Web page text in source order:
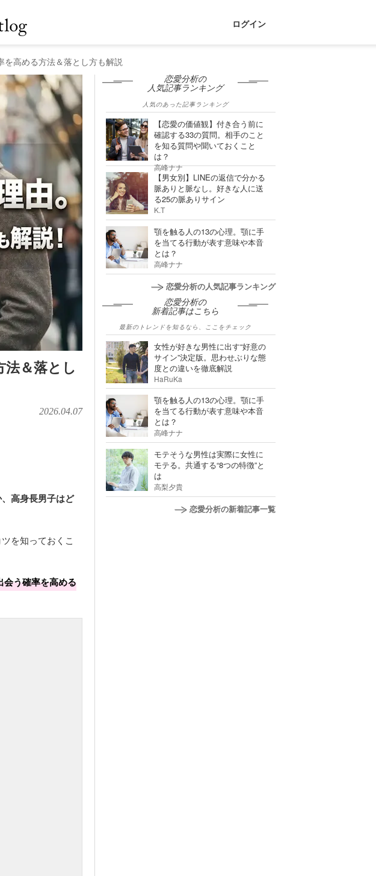
ログイン
を高める方法＆落とし方も解説
＆落とし
2026.04.07
高身長男子はど
を知っておくこ
会う確率を高める
恋愛分析の
人気記事ランキング
人気のあった記事ランキング
【恋愛の価値観】付き合う前に
確認する33の質問。相手のこと
を知る質問や聞いておくこと
は？
高峰ナナ
【男女別】LINEの返信で分かる
脈ありと脈なし。好きな人に送
る25の脈ありサイン
K.T
顎を触る人の13の心理。顎に手
を当てる行動が表す意味や本音
とは？
高峰ナナ
恋愛分析の人気記事ランキング
恋愛分析の
新着記事はこちら
最新のトレンドを知るなら、ここをチェック
女性が好きな男性に出す“好意の
サイン”決定版。思わせぶりな態
度との違いを徹底解説
HaRuKa
顎を触る人の13の心理。顎に手
を当てる行動が表す意味や本音
とは？
高峰ナナ
モテそうな男性は実際に女性に
モテる。共通する“8つの特徴”と
は
高梨夕貴
恋愛分析の新着記事一覧